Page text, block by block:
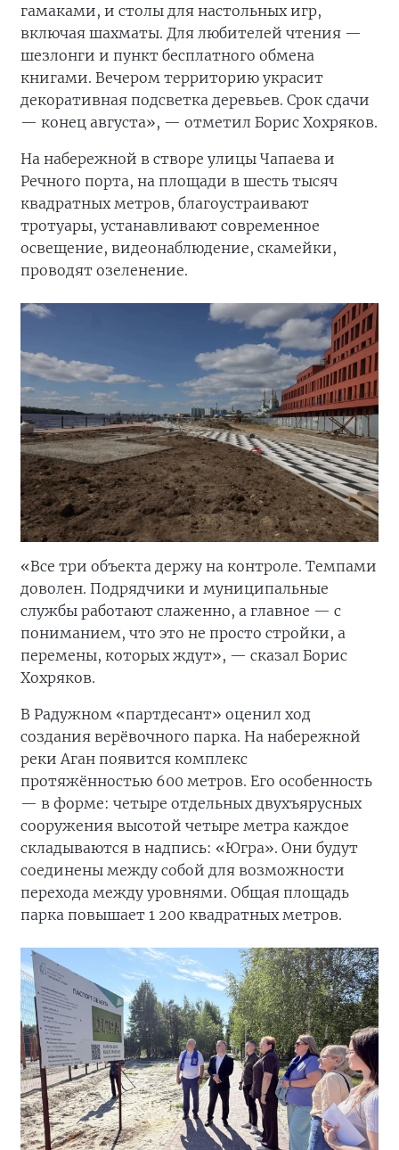
гамаками, и столы для настольных игр,
включая шахматы. Для любителей чтения —
шезлонги и пункт бесплатного обмена
книгами. Вечером территорию украсит
декоративная подсветка деревьев. Срок сдачи
— конец августа», — отметил Борис Хохряков.
На набережной в створе улицы Чапаева и
Речного порта, на площади в шесть тысяч
квадратных метров, благоустраивают
тротуары, устанавливают современное
освещение, видеонаблюдение, скамейки,
проводят озеленение.
«Все три объекта держу на контроле. Темпами
доволен. Подрядчики и муниципальные
службы работают слаженно, а главное — с
пониманием, что это не просто стройки, а
перемены, которых ждут», — сказал Борис
Хохряков.
В Радужном «партдесант» оценил ход
создания верёвочного парка. На набережной
реки Аган появится комплекс
протяжённостью 600 метров. Его особенность
— в форме: четыре отдельных двухъярусных
сооружения высотой четыре метра каждое
складываются в надпись: «Югра». Они будут
соединены между собой для возможности
перехода между уровнями. Общая площадь
парка повышает 1 200 квадратных метров.